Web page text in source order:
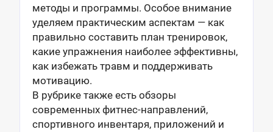
методы и программы. Особое внимание
уделяем практическим аспектам — как
правильно составить план тренировок,
какие упражнения наиболее эффективны,
как избежать травм и поддерживать
мотивацию.
В рубрике также есть обзоры
современных фитнес-направлений,
спортивного инвентаря, приложений и